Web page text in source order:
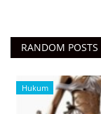
RANDOM POSTS
Hukum